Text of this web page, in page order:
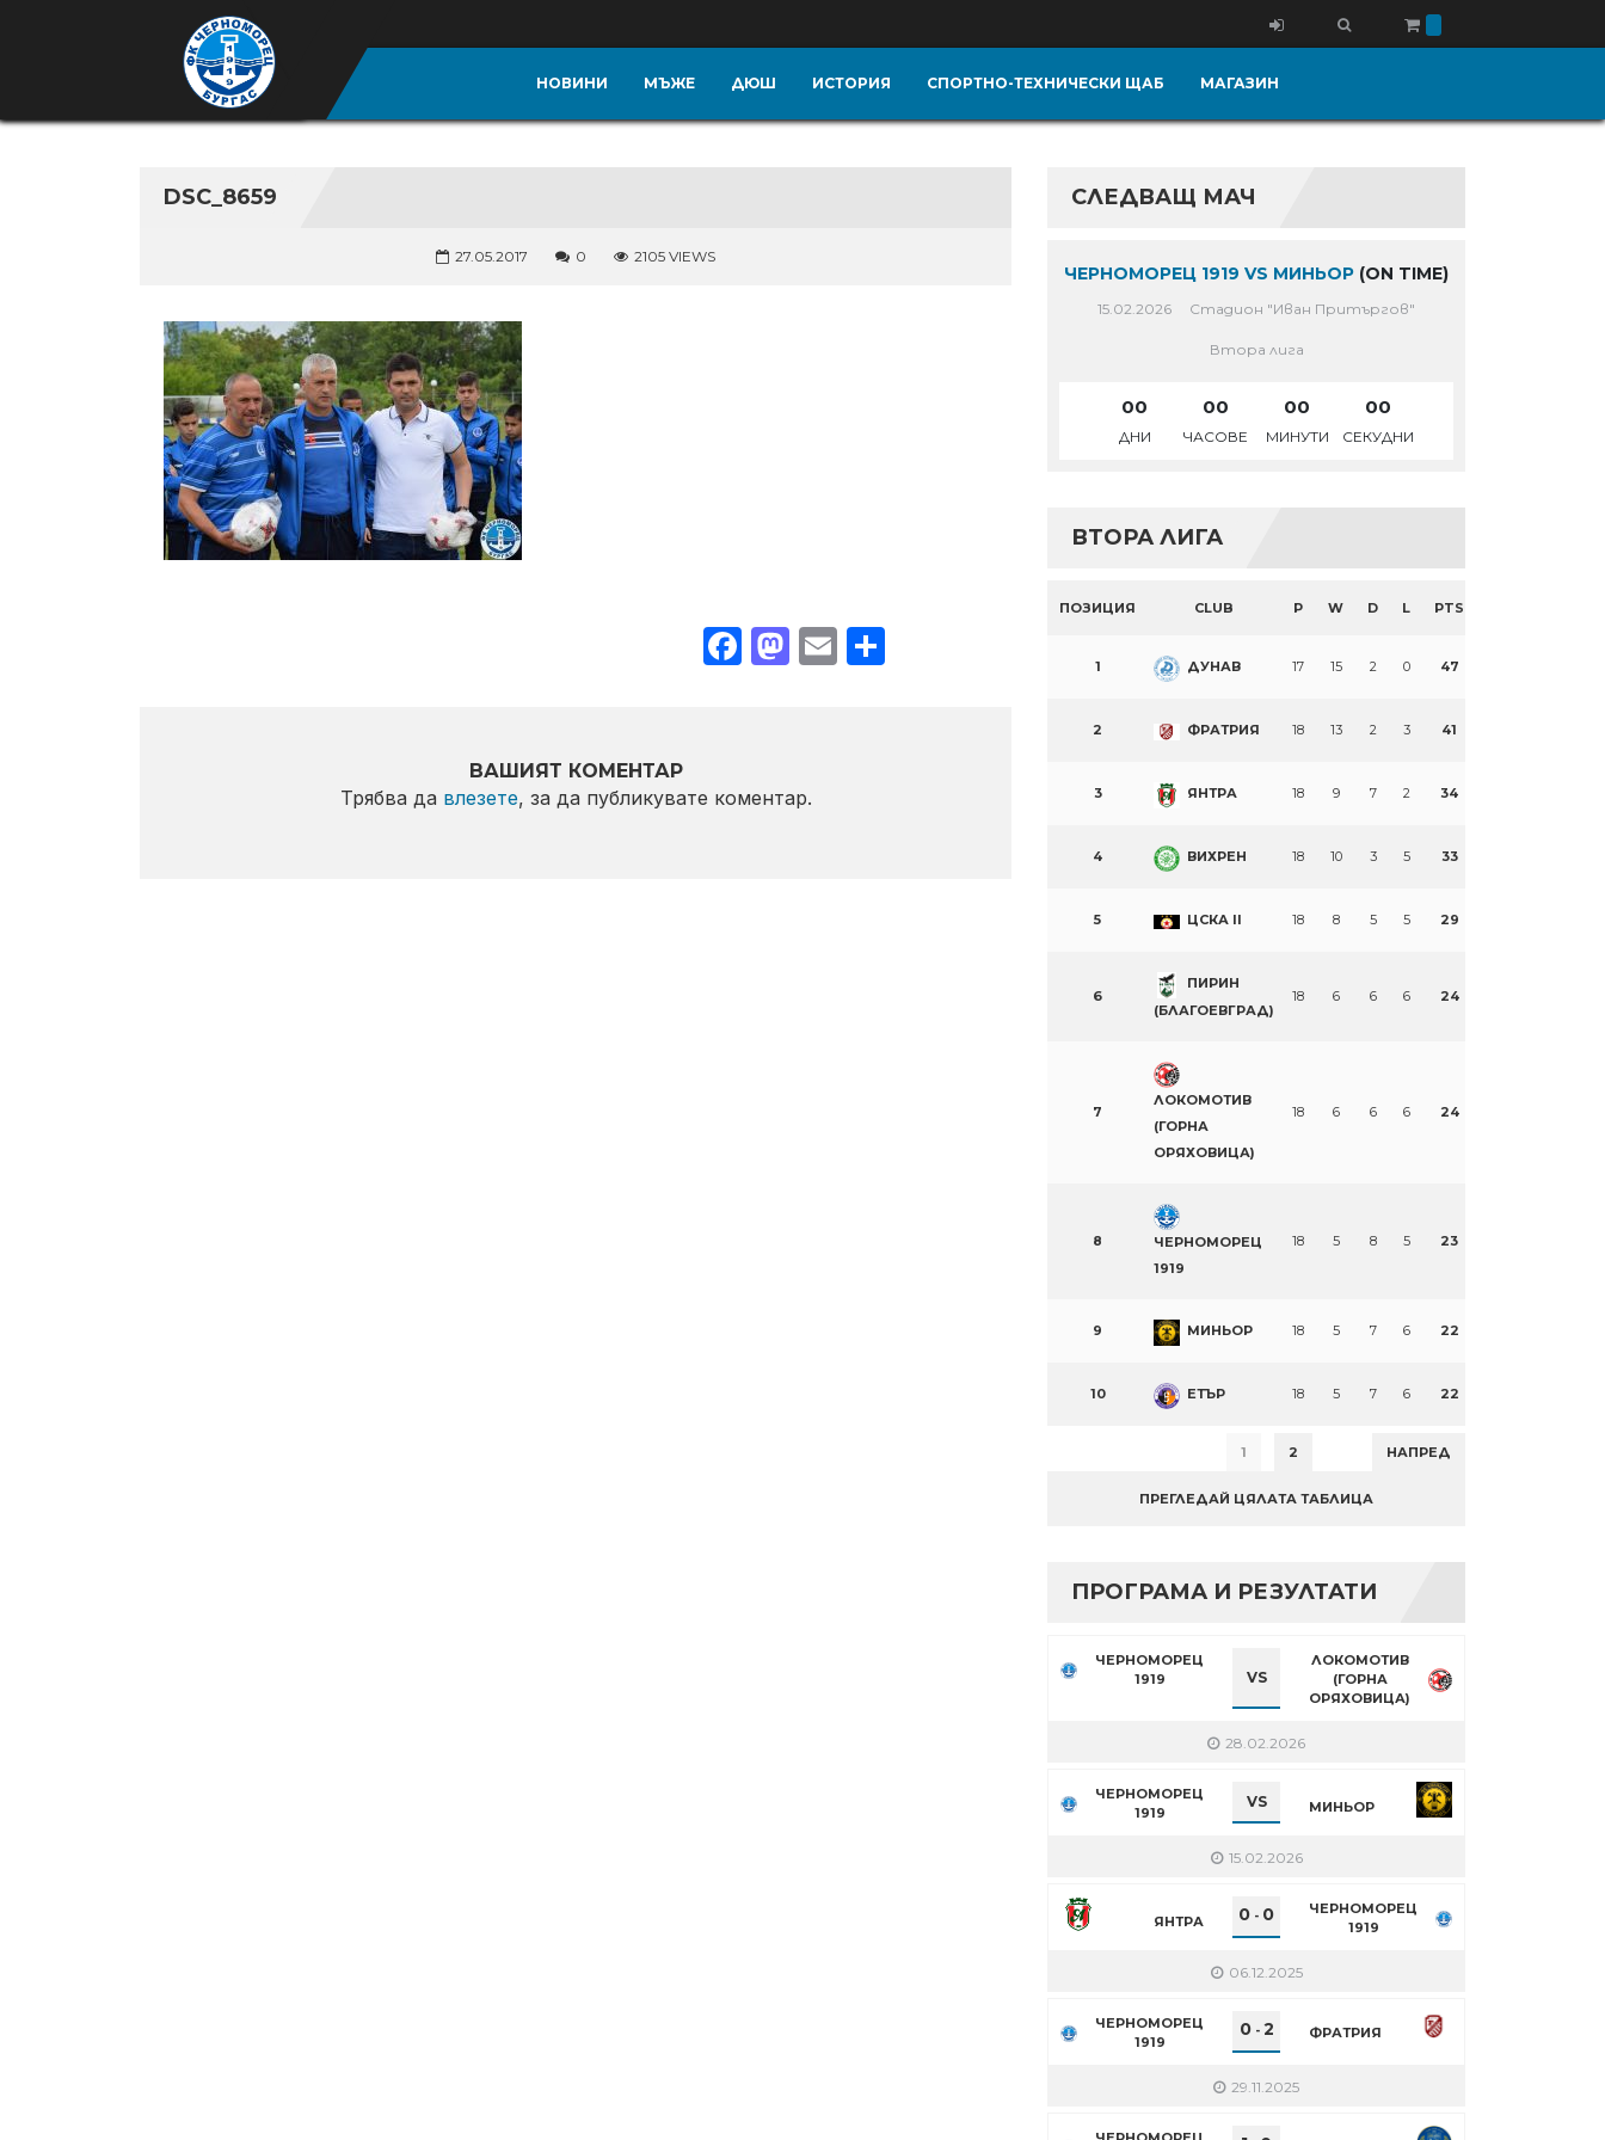
НОВИНИ МЪЖЕ ДЮШ ИСТОРИЯ СПОРТНО-ТЕХНИЧЕСКИ ЩАБ МАГАЗИН
DSC_8659
27.05.2017 0 2105 VIEWS
Facebook
Mastodon
EmailShare
ВАШИЯТ КОМЕНТАР
Трябва да влезете, за да публикувате коментар.
СЛЕДВАЩ МАЧ
ЧЕРНОМОРЕЦ 1919 VS МИНЬОР (ON TIME)
15.02.2026 Стадион "Иван Притъргов"
Втора лига
00
ДНИ
00
ЧАСОВЕ
00
МИНУТИ
00
СЕКУДНИ
ВТОРА ЛИГА
ПОЗИЦИЯ CLUB P W D L PTS
1 ДУНАВ 17 15 2 0 47
2 ФРАТРИЯ 18 13 2 3 41
3 ЯНТРА 18 9 7 2 34
4 ВИХРЕН 18 10 3 5 33
5 ЦСКА II 18 8 5 5 29
6
ПИРИН
(БЛАГОЕВГРАД)
18 6 6 6 24
7
ЛОКОМОТИВ
(ГОРНА
ОРЯХОВИЦА)
18 6 6 6 24
8
ЧЕРНОМОРЕЦ
1919
18 5 8 5 23
9 МИНЬОР 18 5 7 6 22
10 ЕТЪР 18 5 7 6 22
1 2 НАПРЕД
ПРЕГЛЕДАЙ ЦЯЛАТА ТАБЛИЦА
ПРОГРАМА И РЕЗУЛТАТИ
ЧЕРНОМОРЕЦ
1919
VS
ЛОКОМОТИВ
(ГОРНА
ОРЯХОВИЦА)
28.02.2026
ЧЕРНОМОРЕЦ
1919
VS МИНЬОР
15.02.2026
ЯНТРА 0 - 0
ЧЕРНОМОРЕЦ
1919
06.12.2025
ЧЕРНОМОРЕЦ
1919
0- 2 ФРАТРИЯ
29.11.2025